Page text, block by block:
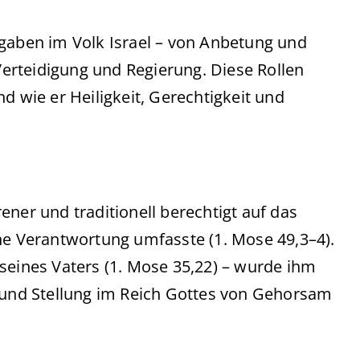
im Volk Israel – von Anbetung und
und Regierung. Diese Rollen
wie er Heiligkeit, Gerechtigkeit und
und traditionell berechtigt auf das
Verantwortung umfasste (1. Mose 49,3–4).
Vaters (1. Mose 35,22) – wurde ihm
Stellung im Reich Gottes von Gehorsam